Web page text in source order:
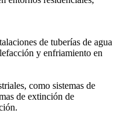
de tuberías de agua
y enfriamiento en
como sistemas de
de extinción de